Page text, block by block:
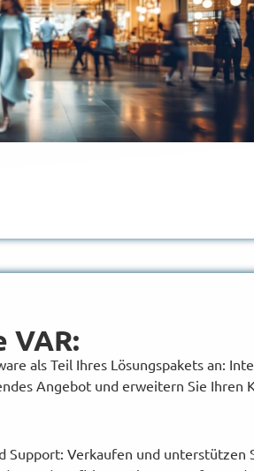
VAR:
als Teil Ihres Lösungspakets an:
Angebot und erweitern Sie Ihren
Support: Verkaufen und unterstützen